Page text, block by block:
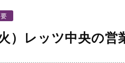
）レッツ中央の営